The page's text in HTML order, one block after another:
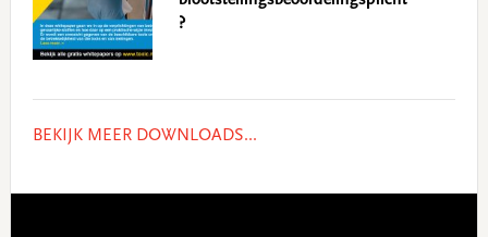
?
BEKIJK MEER DOWNLOADS...